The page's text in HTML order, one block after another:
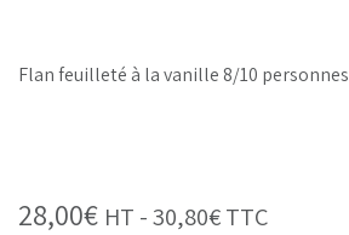
Flan feuilleté à la vanille 8/10 personnes
28,00€ HT -30,80€TTC